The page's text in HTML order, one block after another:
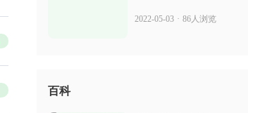
2022-05-03 · 86人浏览
百科